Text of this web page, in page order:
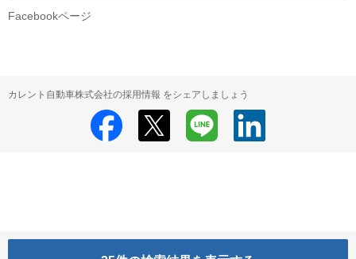
Facebookページ
カレント自動車株式会社の採用情報 をシェアしましょう